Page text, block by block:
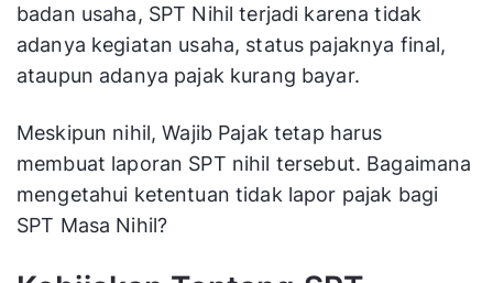
badan usaha, SPT Nihil terjadi karena tidak
adanya kegiatan usaha, status pajaknya final,
ataupun adanya pajak kurang bayar.
Meskipun nihil, Wajib Pajak tetap harus
membuat laporan SPT nihil tersebut. Bagaimana
mengetahui ketentuan tidak lapor pajak bagi
SPT Masa Nihil?